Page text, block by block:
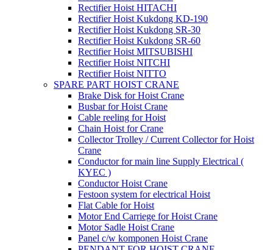
Rectifier Hoist HITACHI
Rectifier Hoist Kukdong KD-190
Rectifier Hoist Kukdong SR-30
Rectifier Hoist Kukdong SR-60
Rectifier Hoist MITSUBISHI
Rectifier Hoist NITCHI
Rectifier Hoist NITTO
SPARE PART HOIST CRANE
Brake Disk for Hoist Crane
Busbar for Hoist Crane
Cable reeling for Hoist
Chain Hoist for Crane
Collector Trolley / Current Collector for Hoist
Crane
Conductor for main line Supply Electrical (
KYEC )
Conductor Hoist Crane
Festoon system for electrical Hoist
Flat Cable for Hoist
Motor End Carriege for Hoist Crane
Motor Sadle Hoist Crane
Panel c/w komponen Hoist Crane